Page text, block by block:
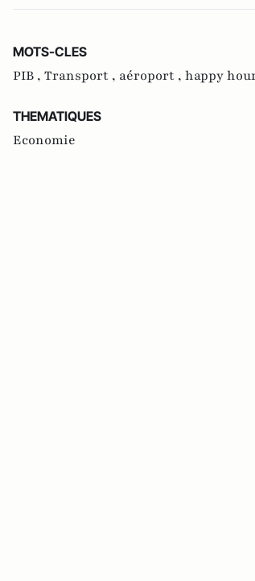
MOTS-CLES
PIB , Transport , aéroport , happy
THEMATIQUES
Economie